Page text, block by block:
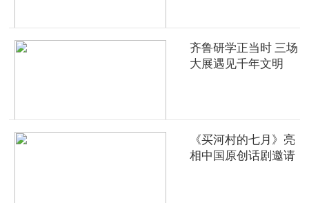
齐鲁研学正当时 三场
大展遇见千年文明
《买河村的七月》亮
相中国原创话剧邀请